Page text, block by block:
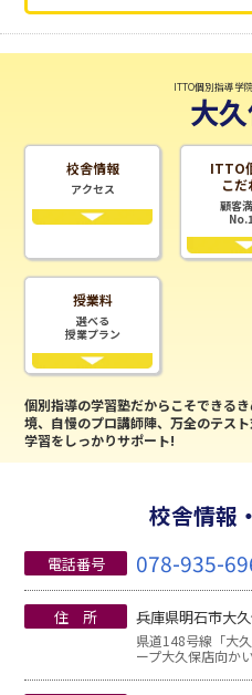
ITTO個別指導学
大
校舎情報
アクセス
ITTO
こだ
顧客
授業料
選べる
授業プラン
個別指導の学習塾だからこそできる
境、自慢のプロ講師陣、万全のテス
学習をしっかりサポート!
校舎情報
電話番号 078-935-
住 所 兵庫県明石市大
県道148号線「大
ープ大久保店向かい